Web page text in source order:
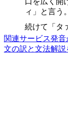
ィ」と言う。
続けて「タ
関連サービス発音
文の訳と文法解